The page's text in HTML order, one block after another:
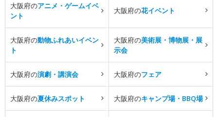
大阪府のアニメ・ゲームイベ
ント
大阪府の花イベント
大阪府の動物ふれあいイベン
ト
大阪府の美術展・博物展・展
示会
大阪府の演劇・講演会 大阪府のフェア
大阪府の夏休みスポット 大阪府のキャンプ場・BBQ場